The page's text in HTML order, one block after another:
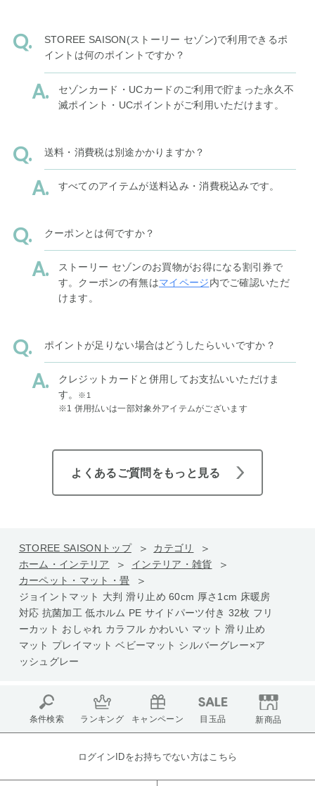
STOREE SAISON(ストーリー セゾン)で利用できるポ
イントは何のポイントですか？
セゾンカード・UCカードのご利用で貯まった永久不
滅ポイント・UCポイントがご利用いただけます。
送料・消費税は別途かかりますか？
すべてのアイテムが送料込み・消費税込みです。
クーポンとは何ですか？
ストーリー セゾンのお買物がお得になる割引券で
す。クーポンの有無はマイページ内でご確認いただ
けます。
ポイントが足りない場合はどうしたらいいですか？
クレジットカードと併用してお支払いいただけま
す。
※1
※1 併用払いは一部対象外アイテムがございます
よくあるご質問をもっと見る
STOREE SAISONトップ
カテゴリ
ホーム・インテリア
インテリア・雑貨
カーペット・マット・畳
ジョイントマット 大判 滑り止め 60cm 厚さ1cm 床暖房
対応 抗菌加工 低ホルム PE サイドパーツ付き 32枚 フリ
ーカット おしゃれ カラフル かわいい マット 滑り止め
マット プレイマット ベビーマット シルバーグレー×ア
ッシュグレー
条件検索 ランキング キャンペーン 目玉品 新商品
ログインIDをお持ちでない方はこちら